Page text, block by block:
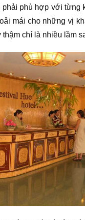
phải phù hợp với từng
mái cho những vị
chí là nhiều lầm